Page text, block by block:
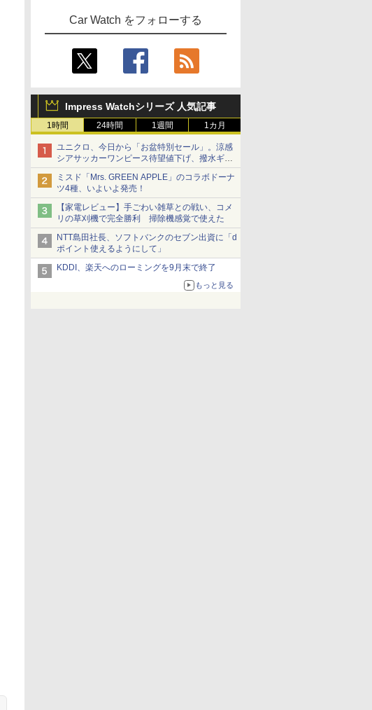
Car Watch をフォローする
Impress Watchシリーズ 人気記事
1時間 24時間 1週間 1カ月
ユニクロ、今日から「お盆特別セール」。涼感
シアサッカーワンピース待望値下げ、撥水ギア
ショーツは1990円に
ミスド「Mrs. GREEN APPLE」のコラボドーナ
ツ4種、いよいよ発売！
【家電レビュー】手ごわい雑草との戦い、コメ
リの草刈機で完全勝利 掃除機感覚で使えた
NTT島田社長、ソフトバンクのセブン出資に「d
ポイント使えるようにして」
KDDI、楽天へのローミングを9月末で終了
もっと見る